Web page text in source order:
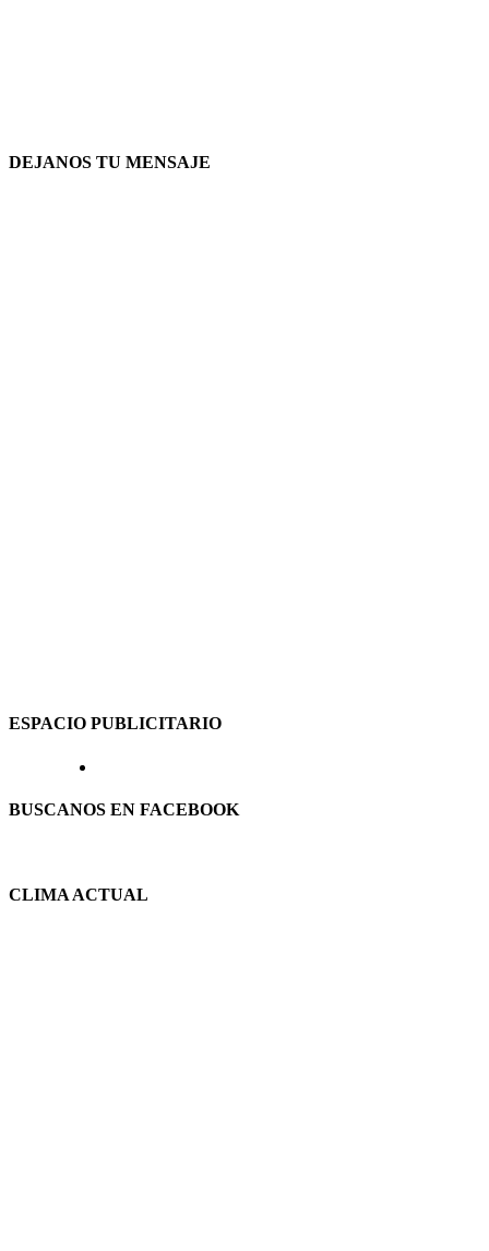
DEJANOS TU MENSAJE
ESPACIO PUBLICITARIO
BUSCANOS EN FACEBOOK
CLIMA ACTUAL